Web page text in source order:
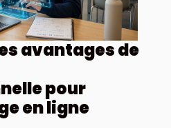
avantages de
pour
en ligne